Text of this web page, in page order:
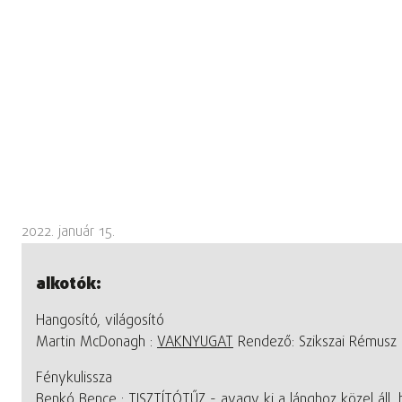
2022. január 15.
alkotók:
Hangosító, világosító
Martin McDonagh : VAKNYUGAT Rendező: Szikszai Rémusz
Fénykulissza